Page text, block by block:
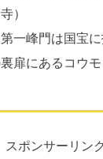
）
一峰門は国宝
扉にあるコウ
スポンサーリンク